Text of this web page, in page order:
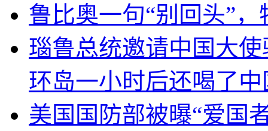
鲁比奥一句“别回头”
瑙鲁总统邀请中国大
环岛一小时后还喝了
美国国防部被曝“爱国